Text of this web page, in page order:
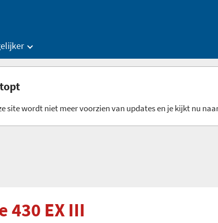
site wordt niet meer voorzien van updates en je kijkt nu
430 EX III